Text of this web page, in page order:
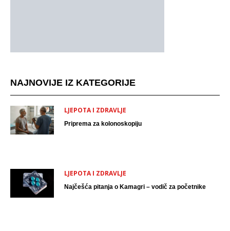
NAJNOVIJE IZ KATEGORIJE
LJEPOTA I ZDRAVLJE
Priprema za kolonoskopiju
LJEPOTA I ZDRAVLJE
Najčešća pitanja o Kamagri – vodič za početnike